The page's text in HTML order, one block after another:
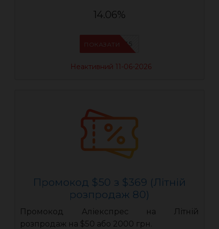
14.06%
LR35
ПОКАЗАТИ
Неактивний 11-06-2026
Промокод $50 з $369 (Літній
розпродаж 80)
Промокод Аліекспрес на Літній
розпродаж на $50 або 2000 грн.